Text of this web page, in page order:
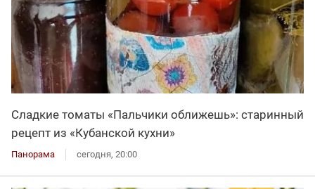
Сладкие томаты «Пальчики оближешь»: старинный
рецепт из «Кубанской кухни»
Панорама сегодня, 20:00